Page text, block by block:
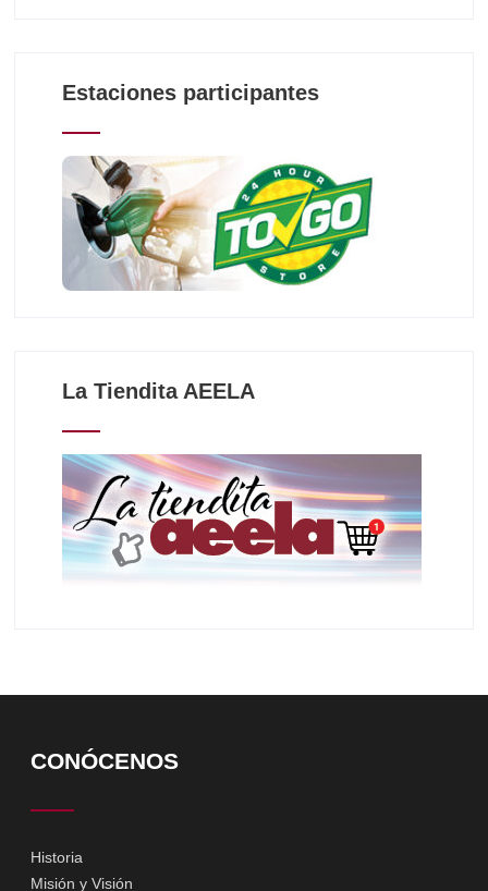
Estaciones participantes
La Tiendita AEELA
CONÓCENOS
Historia
Misión y Visión